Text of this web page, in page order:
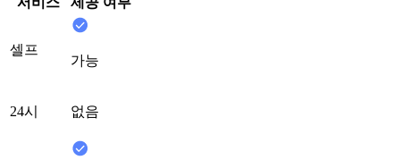
셀프
가능
24시 없음